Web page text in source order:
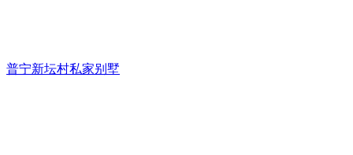
普宁新坛村私家别墅